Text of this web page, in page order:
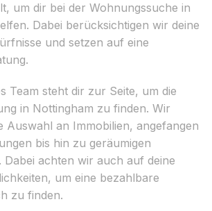
um dir bei der Wohnungssuche in
Dabei berücksichtigen wir deine
und setzen auf eine
Team steht dir zur Seite, um die
in Nottingham zu finden. Wir
Auswahl an Immobilien, angefangen
bis hin zu geräumigen
Dabei achten wir auch auf deine
um eine bezahlbare
zu finden.